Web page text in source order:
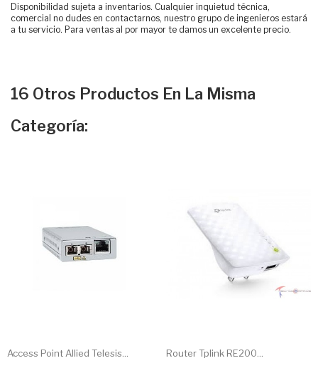
Disponibilidad sujeta a inventarios. Cualquier inquietud técnica,
comercial no dudes en contactarnos, nuestro grupo de ingenieros estará
a tu servicio. Para ventas al por mayor te damos un excelente precio.
16 Otros Productos En La Misma
Categoría:
Access Point Allied Telesis...
Router Tplink RE200...